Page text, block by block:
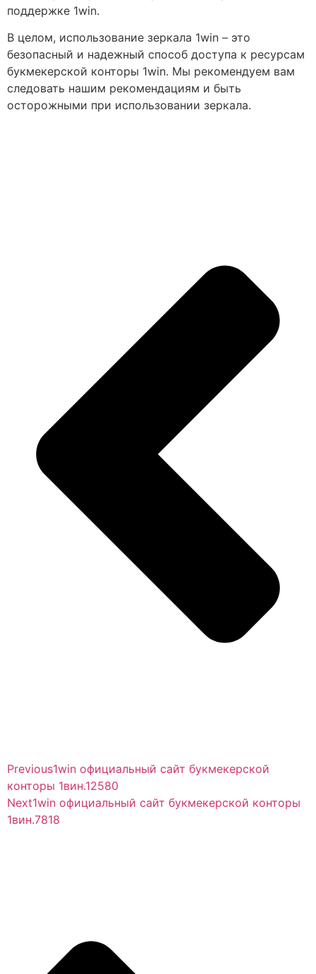
поддержке 1win.
В целом, использование зеркала 1win – это
безопасный и надежный способ доступа к ресурсам
букмекерской конторы 1win. Мы рекомендуем вам
следовать нашим рекомендациям и быть
осторожными при использовании зеркала.
Previous1win официальный сайт букмекерской
конторы 1вин.12580
Next1win официальный сайт букмекерской конторы
1вин.7818